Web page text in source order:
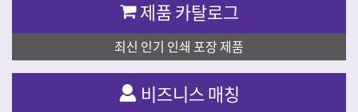
제품 카탈로그
최신 인기 인쇄 포장 제품
비즈니스 매칭